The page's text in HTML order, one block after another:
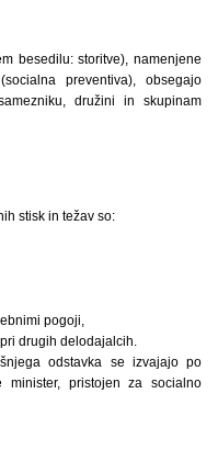
besedilu: storitve), namenjene
preventiva), obsegajo
družini in skupinam
stisk in težav so:
pogoji,
drugih delodajalcih.
odstavka se izvajajo po
pristojen za socialno